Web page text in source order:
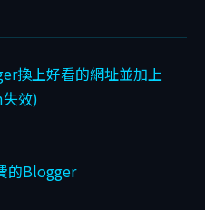
換上好看的網址並加上
效)
的Blogger